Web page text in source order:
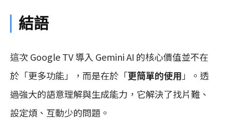
結語
這次 Google TV 導入 Gemini AI 的核心價值並不在
於「更多功能」，而是在於「更簡單的使用 」。透
過強大的語意理解與生成能力，它解決了找片難、
設定煩、互動少的問題。